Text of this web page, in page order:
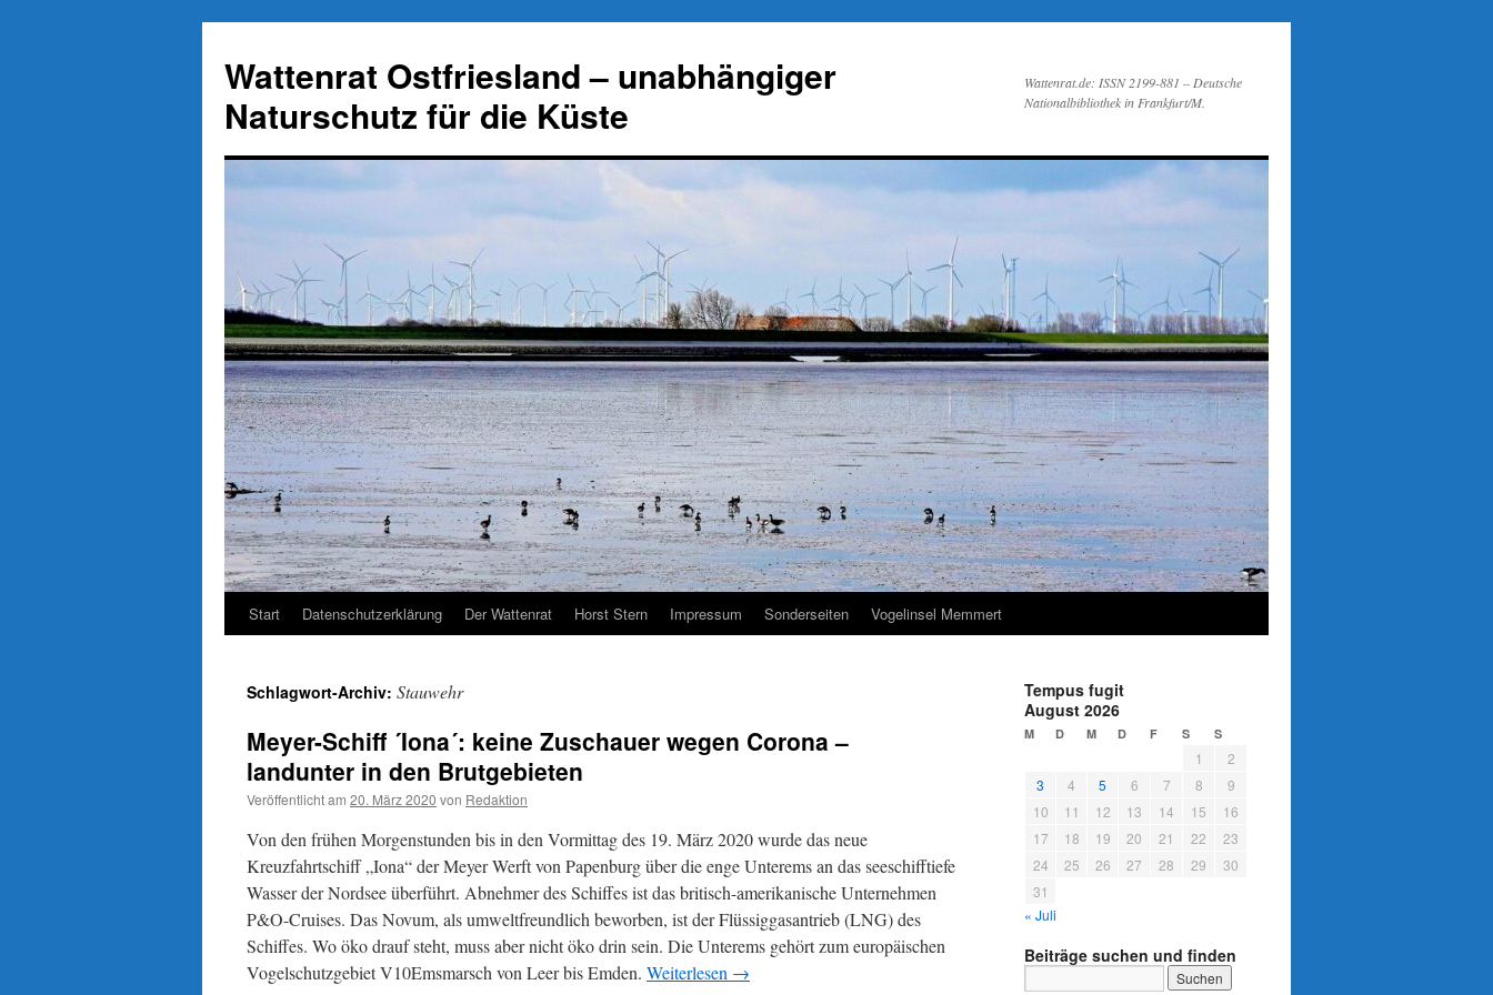
springen
Wattenrat Ostfriesland – unabhängiger
Naturschutz für die Küste
Wattenrat.de: ISSN 2199-881 – Deutsche
Nationalbibliothek in Frankfurt/M.
Start Datenschutzerklärung Der Wattenrat Horst Stern Impressum Sonderseiten Vogelinsel Memmert
Schlagwort-Archiv: Stauwehr
Meyer-Schiff ´Iona´: keine Zuschauer wegen Corona –
landunter in den Brutgebieten
Veröffentlicht am 20. März 2020 von Redaktion
Von den frühen Morgenstunden bis in den Vormittag des 19. März 2020 wurde das neue
Kreuzfahrtschiff „Iona“ der Meyer Werft von Papenburg über die enge Unterems an das seeschifftiefe
Wasser der Nordsee überführt. Abnehmer des Schiffes ist das britisch-amerikanische Unternehmen
P&O-Cruises. Das Novum, als umweltfreundlich beworben, ist der Flüssiggasantrieb (LNG) des
Schiffes. Wo öko drauf steht, muss aber nicht öko drin sein. Die Unterems gehört zum europäischen
Vogelschutzgebiet V10Emsmarsch von Leer bis Emden. Weiterlesen →
Tempus fugit
August 2026
M D M D F S S
1
2
3
4 5 6 7 8
9
10
11 12 13 14 15
16
17
18 19 20 21 22
23
24
25 26 27 28 29
30
31
« Juli
Beiträge suchen und finden